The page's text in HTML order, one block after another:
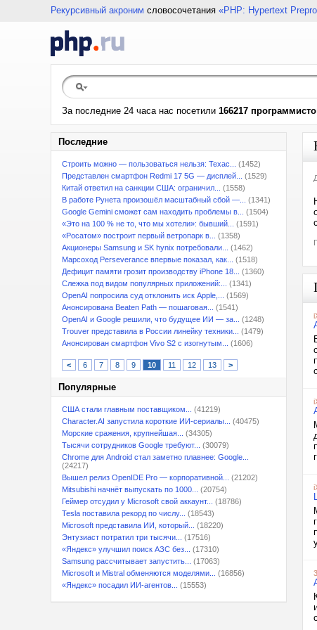
Рекурсивный акроним словосочетания «PHP: Hypertext
За последние 24 часа нас посетили 166217
Последние
Строить можно — пользоваться нельзя: Техас...
(1452)
Представлен смартфон Redmi 17 5G — дисплей...
(1529)
Китай ответил на санкции США: ограничил...
(1558)
В работе Рунета произошёл масштабный сбой —...
(1341)
Google Gemini сможет сам находить проблемы в...
(1504)
«Это на 100 % не то, что мы хотели»: бывший...
(1591)
«Росатом» построит первый ветропарк в...
(1358)
Акционеры Samsung и SK hynix потребовали...
(1462)
Марсоход Perseverance впервые показал, как...
(1518)
Дефицит памяти грозит производству iPhone 18...
(1360)
Слежка под видом популярных приложений:...
(1341)
OpenAI попросила суд отклонить иск Apple,...
(1569)
Анонсирована Beaten Path — пошаговая...
(1541)
OpenAI и Google решили, что будущее ИИ — за...
(1248)
Trouver представила в России линейку техники...
(1479)
Анонсирован смартфон Vivo S2 с изогнутым...
(1606)
< 6 7 8 9 10 11 12 13 >
Популярные
США стали главным поставщиком...
(41219)
Character.AI запустила короткие ИИ-сериалы...
(40475)
Морские сражения, крупнейшая...
(34305)
Тысячи сотрудников Google требуют...
(30079)
Chrome для Android стал заметно плавнее: Google...
(24217)
Вышел релиз OpenIDE Pro — корпоративной...
(21202)
Mitsubishi начнёт выпускать по 1000...
(20754)
Геймер отсудил у Microsoft свой аккаунт...
(18786)
Tesla поставила рекорд по числу...
(18543)
Microsoft представила ИИ, который...
(18220)
Энтузиаст потратил три тысячи...
(17516)
«Яндекс» улучшил поиск АЗС без...
(17310)
Samsung рассчитывает запустить...
(17063)
Microsoft и Mistral обменяются моделями...
(16856)
«Яндекс» посадил ИИ-агентов...
(15553)